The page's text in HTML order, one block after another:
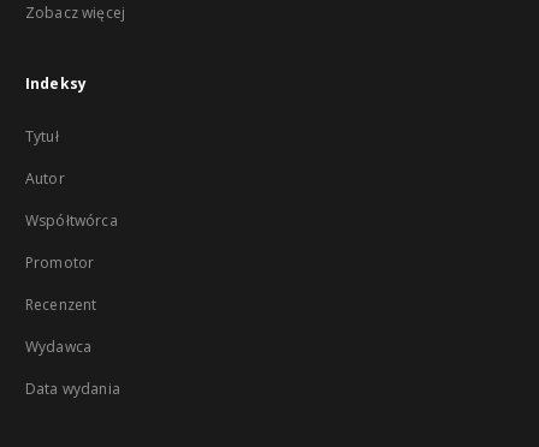
Zobacz więcej
Indeksy
Tytuł
Autor
Współtwórca
Promotor
Recenzent
Wydawca
Data wydania